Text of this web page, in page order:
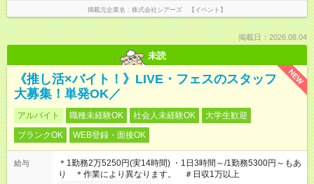
掲載元企業名 株式会社シアーズ 【イベント】
掲載日：2026.08.04
未読
NEW
《推し活×バイト！》LIVE・フェスのスタッフ
大募集！単発OK／
アルバイト 職種未経験OK 社会人未経験OK
大学生歓迎
ブランクOK
WEB登録・面接OK
給与
＊1勤務2万5250円(実14時間) ・1日3時間～/1勤務5300円～もあ
り ＊作業により異なります。 ＃日収1万以上